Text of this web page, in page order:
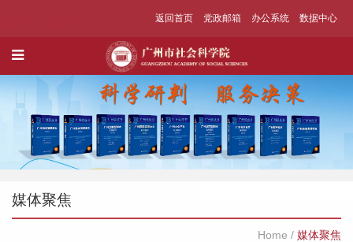
返回首页 党政邮箱 办公系统 数据中心
媒体聚焦
Home / 媒体聚焦